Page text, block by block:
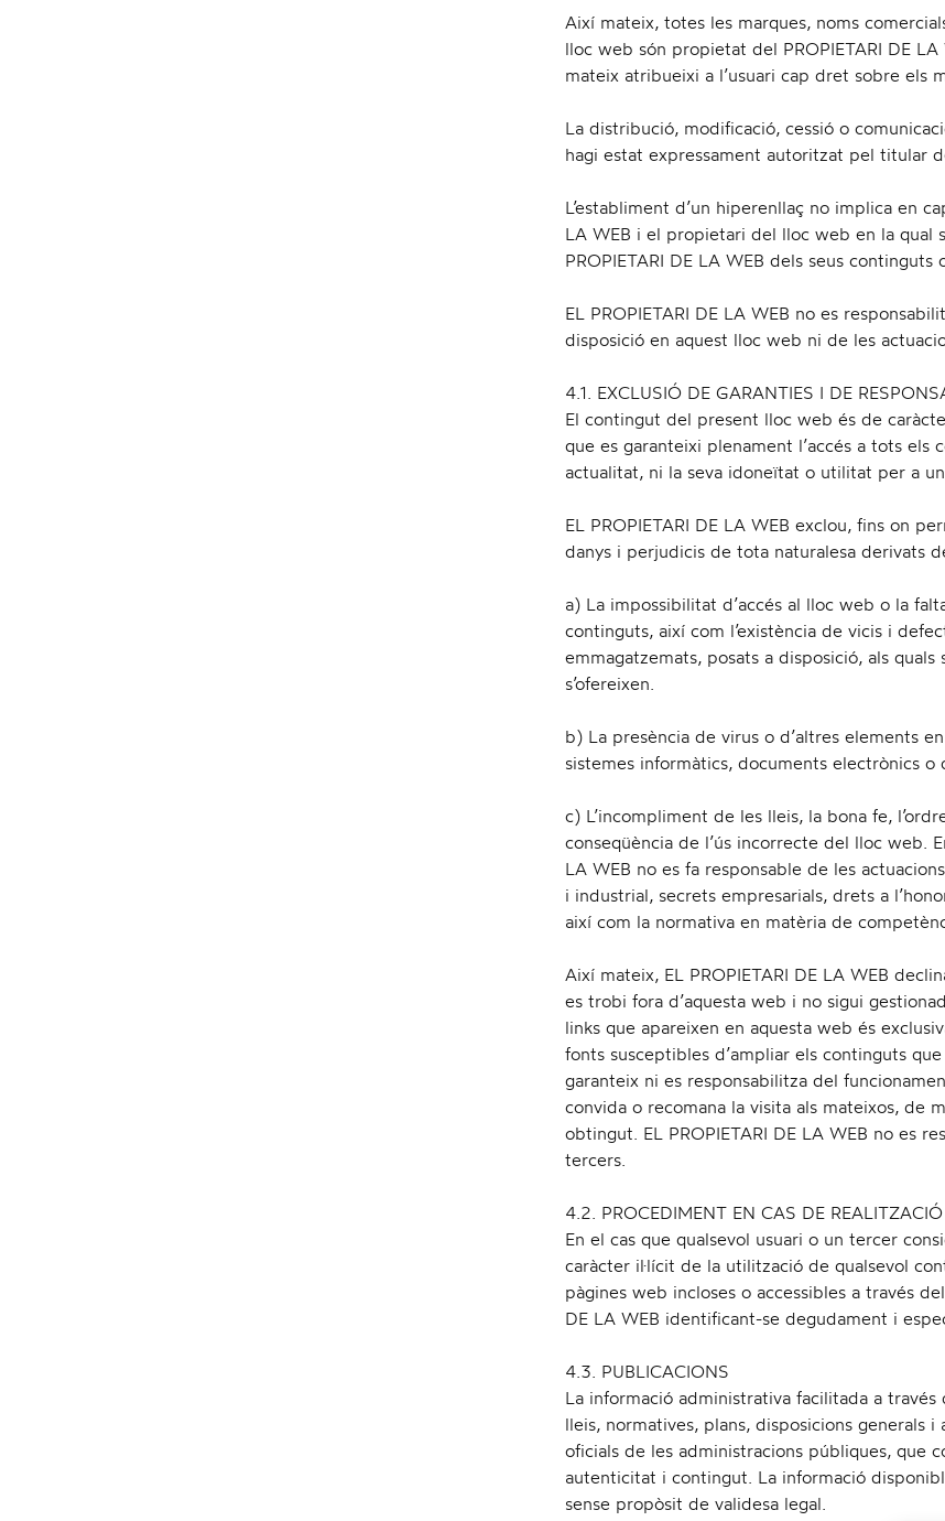
Així mateix, totes les marques, noms
lloc web són propietat del PROPIETARI DE
mateix atribueixi a l’usuari cap dret sobre els
La distribució, modificació, cessió o
hagi estat expressament autoritzat pel titular
L’establiment d’un hiperenllaç no implica en
LA WEB i el propietari del lloc web en la qual
PROPIETARI DE LA WEB dels seus continguts
EL PROPIETARI DE LA WEB no es
disposició en aquest lloc web ni de les
4.1. EXCLUSIÓ DE GARANTIES I DE
El contingut del present lloc web és de
que es garanteixi plenament l’accés a tots
actualitat, ni la seva idoneïtat o utilitat per a
EL PROPIETARI DE LA WEB exclou, fins on
danys i perjudicis de tota naturalesa derivats
a) La impossibilitat d’accés al lloc web o la
continguts, així com l’existència de vicis i
emmagatzemats, posats a disposició, als
s’ofereixen.
b) La presència de virus o d’altres elements
sistemes informàtics, documents electrònics o
c) L’incompliment de les lleis, la bona fe,
conseqüència de l’ús incorrecte del lloc web.
LA WEB no es fa responsable de les
i industrial, secrets empresarials, drets a
així com la normativa en matèria de
Així mateix, EL PROPIETARI DE LA WEB
es trobi fora d’aquesta web i no sigui
links que apareixen en aquesta web és
fonts susceptibles d’ampliar els continguts
garanteix ni es responsabilitza del
convida o recomana la visita als mateixos, de
obtingut. EL PROPIETARI DE LA WEB no es
tercers.
4.2. PROCEDIMENT EN CAS DE REALITZACIÓ
En el cas que qualsevol usuari o un tercer
caràcter il·lícit de la utilització de qualsevol
pàgines web incloses o accessibles a través
DE LA WEB identificant-se degudament i
4.3. PUBLICACIONS
La informació administrativa facilitada a
lleis, normatives, plans, disposicions generals
oficials de les administracions públiques, que
autenticitat i contingut. La informació
sense propòsit de validesa legal.